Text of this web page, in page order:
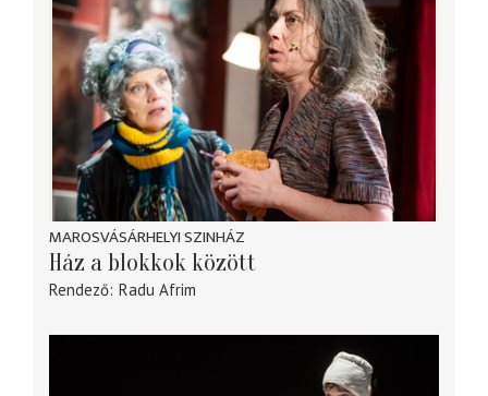
MAROSVÁSÁRHELYI SZINHÁZ
Ház a blokkok között
Rendező Radu Afrim